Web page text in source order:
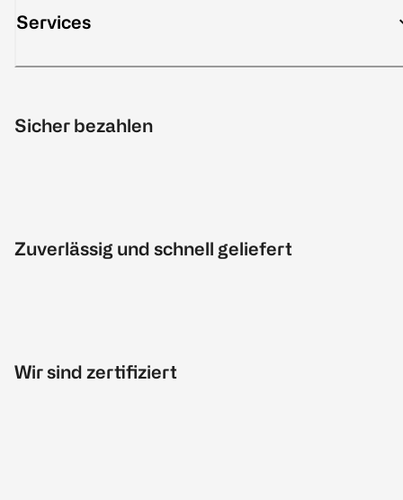
Services
Sicher bezahlen
Zuverlässig und schnell geliefert
Wir sind zertifiziert